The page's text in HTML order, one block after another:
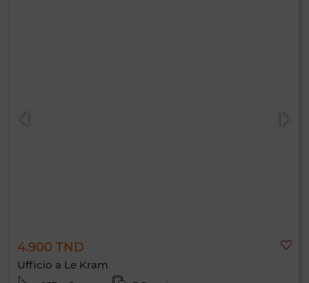
4.900 TND
Ufficio a Le Kram